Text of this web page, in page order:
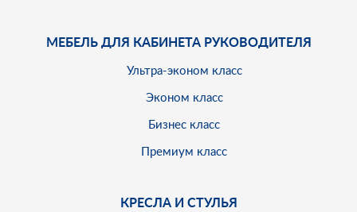
МЕБЕЛЬ ДЛЯ КАБИНЕТА РУКОВОДИТЕЛЯ
Ультра-эконом класс
Эконом класс
Бизнес класс
Премиум класс
КРЕСЛА И СТУЛЬЯ